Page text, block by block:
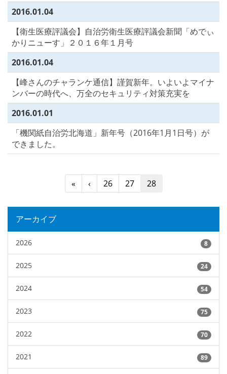
2016.01.04
【衛生医療評議会】自治労衛生医療評議会新聞「めでぃ
かりニューす」２０１６年１月号
2016.01.04
【峰さんのチャランケ通信】謹賀新年。いよいよマイナ
ンバーの時代へ、万全のセキュリティ対策充実を
2016.01.01
「機関紙自治労北海道」新年号（2016年1月1日号）が
できました。
« ‹ 26 27 28
アーカイブ
2026 8
2025 24
2024 54
2023 75
2022 70
2021 89